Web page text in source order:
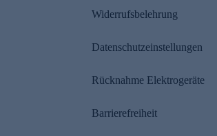
Widerrufsbelehrung
Datenschutzeinstellungen
Rücknahme Elektrogeräte
Barrierefreiheit